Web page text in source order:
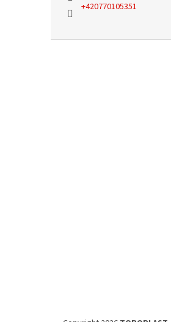
+420770105351